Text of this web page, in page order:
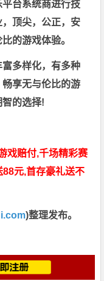
台系统商进行技
顶尖，公正，安
的游戏体验。
多样化，有多种
享无与伦比的游
的选择!
戏赔付,千场精彩赛
元,首存豪礼送不
)整理发布。